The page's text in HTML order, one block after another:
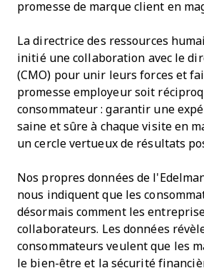
promesse de marque client en
La directrice des ressources
initié une collaboration avec le
(CMO) pour unir leurs forces et
promesse employeur soit
consommateur : garantir une
saine et sûre à chaque visite en
un cercle vertueux de résultats
Nos propres données de
nous indiquent que les
désormais comment les
collaborateurs. Les données
consommateurs veulent que les
le bien-être et la sécurité